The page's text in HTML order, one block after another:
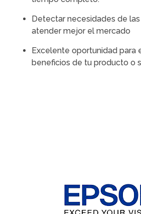
Detectar necesidades de
atender mejor el mercado
Excelente oportunidad para
beneficios de tu producto o